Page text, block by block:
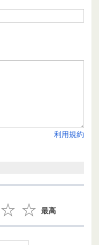
利用規約
最高